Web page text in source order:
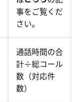
事をご覧くだ
さい。
通話時間の合
計÷総コール
数（対応件
数）